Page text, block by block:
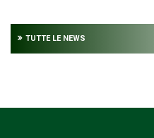
TUTTE LE NEWS